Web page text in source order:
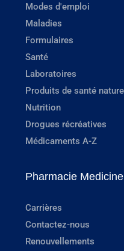
Modes d'emploi
Maladies
Formulaires
Santé
Laboratoires
Produits de santé
Nutrition
Drogues récréatives
Médicaments A-Z
Pharmacie
Carrières
Contactez-nous
Renouvellements